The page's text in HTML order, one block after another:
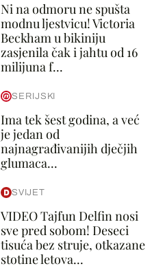
Ni na odmoru ne spušta
modnu ljestvicu! Victoria
Beckham u bikiniju
zasjenila čak i jahtu od 16
milijuna f...
SERIJSKI
Ima tek šest godina, a već
je jedan od
najnagrađivanijih dječjih
glumaca...
SVIJET
VIDEO Tajfun Delfin nosi
sve pred sobom! Deseci
tisuća bez struje, otkazane
stotine letova...